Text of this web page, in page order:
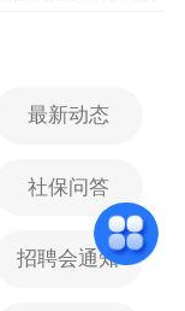
最新动态
社保问答
招聘会通知